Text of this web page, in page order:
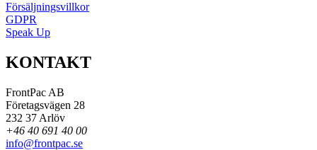
Försäljningsvillkor
GDPR
Speak Up
KONTAKT
FrontPac AB
Företagsvägen 28
232 37 Arlöv
+46 40 691 40 00
info@frontpac.se